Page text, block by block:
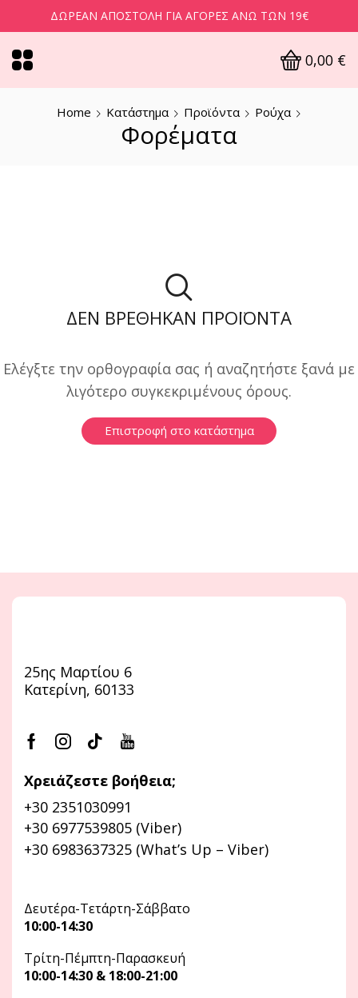
ΔΩΡΕΆΝ ΑΠΟΣΤΟΛΉ ΓΙΑ ΑΓΟΡΈΣ ΆΝΩ ΤΩΝ 19€
0,00 €
Home Κατάστημα Προϊόντα Ρούχα
Φορέματα
ΔΕΝ ΒΡΈΘΗΚΑΝ ΠΡΟΪΌΝΤΑ
Ελέγξτε την ορθογραφία σας ή αναζητήστε ξανά με
λιγότερο συγκεκριμένους όρους.
Επιστροφή στο κατάστημα
25ης Μαρτίου 6
Κατερίνη, 60133
Χρειάζεστε βοήθεια;
+30 2351030991
+30 6977539805 (Viber)
+30 6983637325 (What’s Up – Viber)
Δευτέρα-Τετάρτη-Σάββατο
10:00-14:30
Τρίτη-Πέμπτη-Παρασκευή
10:00-14:30 & 18:00-21:00